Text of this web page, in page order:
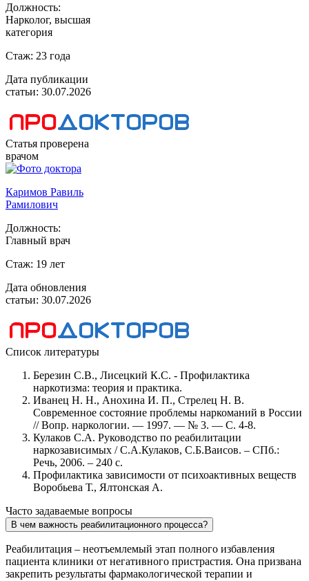
Должность:
Нарколог, высшая
категория
Стаж: 23 года
Дата публикации
статьи: 30.07.2026
Статья проверена
врачом
Каримов Равиль
Рамилович
Должность:
Главный врач
Стаж: 19 лет
Дата обновления
статьи: 30.07.2026
Список литературы
Березин С.В., Лисецкий К.С. - Профилактика
наркотизма: теория и практика.
Иванец Н. Н., Анохина И. П., Стрелец Н. В.
Современное состояние проблемы наркоманий в России
// Вопр. наркологии. — 1997. — № 3. — С. 4-8.
Кулаков С.А. Руководство по реабилитации
наркозависимых / С.А.Кулаков, С.Б.Ваисов. – СПб.:
Речь, 2006. – 240 с.
Профилактика зависимости от психоактивных веществ
Воробьева Т., Ялтонская А.
Часто задаваемые вопросы
В чем важность реабилитационного процесса?
Реабилитация – неотъемлемый этап полного избавления
пациента клиники от негативного пристрастия. Она призвана
закрепить результаты фармакологической терапии и